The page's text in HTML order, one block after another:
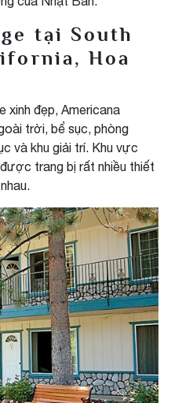
tại South
Hoa
xinh đẹp, Americana
trời, bể sục, phòng
và khu giải trí. Khu vực
trang bị rất nhiều thiết